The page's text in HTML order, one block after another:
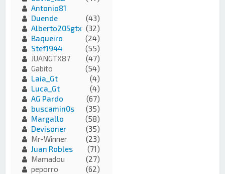
Antonio81
Duende
(43)
Alberto205gtx (32)
Baqueiro
(24)
Stef1944
(55)
JUANGTX87
(47)
Gabito
(54)
Laia_Gt
(4)
Luca_Gt
(4)
AG Pardo
(67)
buscamin0s
(35)
Margallo
(58)
Devisoner
(35)
Mr-Winner
(23)
Juan Robles
(71)
Mamadou
(27)
peporro
(62)